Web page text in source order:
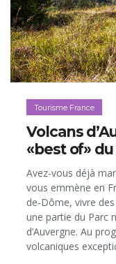
Tourisme France
Volcans
«best of»
Avez-vous déjà
vous emmène en
de-Dôme, vivre
une partie du Parc
d’Auvergne. Au
volcaniques